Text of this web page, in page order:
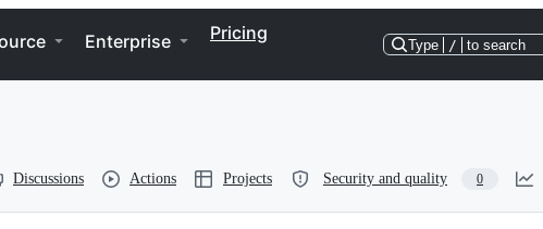
Enterprise Pricing
Type / to search
Discussions Actions Projects Security and quality 0